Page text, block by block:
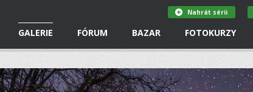
GALERIE FÓRUM BAZAR FOTOKURZY
Nahrát sérii